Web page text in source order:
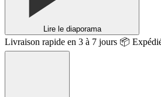
Lire le diaporama
Livraison rapide en 3 à 7 jours 📦